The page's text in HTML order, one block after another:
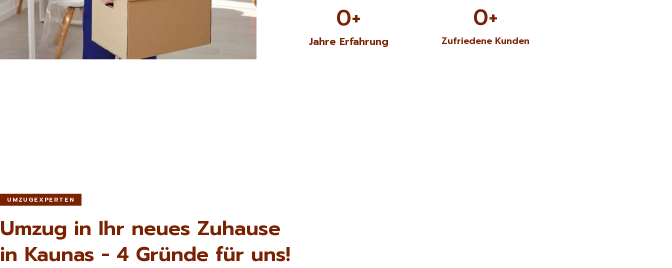
0+
Jahre Erfahrung
0+
Zufriedene Kunden
UMZUGEXPERTEN
Umzug in Ihr neues Zuhause
in Kaunas - 4 Gründe für uns!